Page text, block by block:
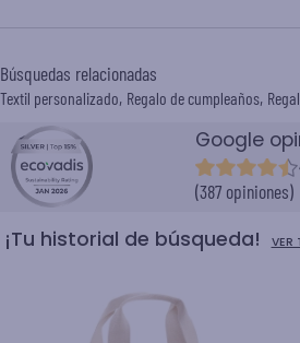
Búsquedas relacionadas
Textil personalizado Regalo de cumpleaños
Google
(387 opiniones)
¡Tu historial de búsqueda! VER